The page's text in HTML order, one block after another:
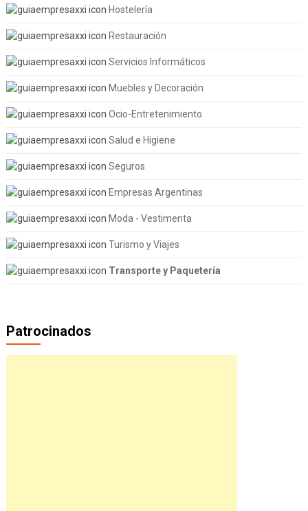
Hostelería
Restauración
Servicios Informáticos
Muebles y Decoración
Ocio-Entretenimiento
Salud e Higiene
Seguros
Empresas Argentinas
Moda - Vestimenta
Turismo y Viajes
Transporte y Paquetería
Patrocinados